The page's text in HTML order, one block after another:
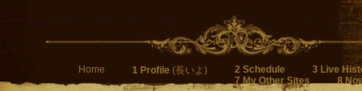
Home 1 Profile (長いよ) 2 Schedule 3 Live
7 My Other Sites
8